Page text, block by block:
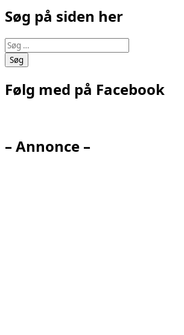
Søg på siden her
Søg
efter:
Følg med på Facebook
– Annonce –